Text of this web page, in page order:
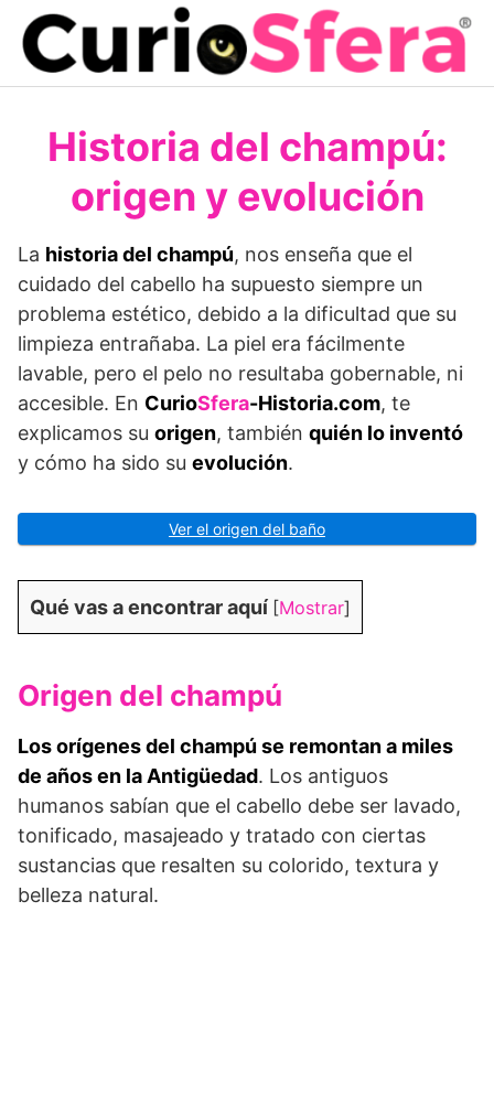
Saltar
contenido
Historia del champú:
origen y evolución
La historia del champú, nos enseña que el
cuidado del cabello ha supuesto siempre un
problema estético, debido a la dificultad que su
limpieza entrañaba. La piel era fácilmente
lavable, pero el pelo no resultaba gobernable, ni
accesible. En CurioSfera-Historia.com, te
explicamos su origen, también quién lo inventó
y cómo ha sido su evolución.
Ver el origen del baño
Qué vas a encontrar aquí [Mostrar]
Origen del champú
Los orígenes del champú se remontan a miles
de años en la Antigüedad. Los antiguos
humanos sabían que el cabello debe ser lavado,
tonificado, masajeado y tratado con ciertas
sustancias que resalten su colorido, textura y
belleza natural.